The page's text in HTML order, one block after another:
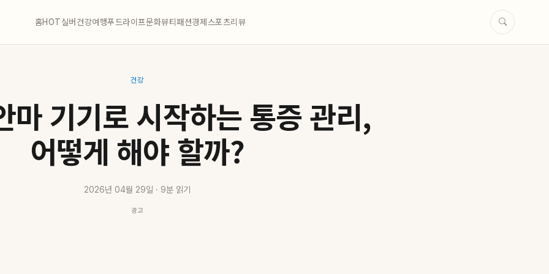
홈HOT실버건강여행푸드라이프문화뷰티패션경제스포츠리뷰
건강
마 기기로 시작하는 통증 관리,
어떻게 해야 할까?
2026년 04월 29일 · 9분 읽기
광고